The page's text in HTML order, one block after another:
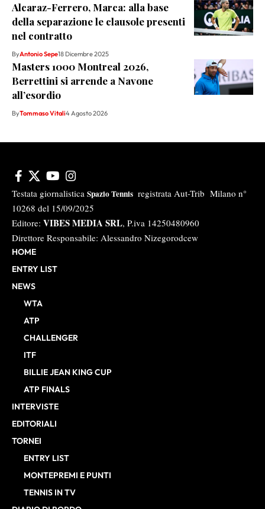
Alcaraz-Ferrero, Marca: alla base
della separazione le clausole presenti
nel contratto
ByAntonio Sepe18 Dicembre 2025
Masters 1000 Montreal 2026,
Berrettini si arrende a Navone
all’esordio
ByTommaso Vitali4 Agosto 2026
Testata giornalistica Spazio Tennis registrata Aut-Trib Milano n°
10268 del 15/09/2025
Editore: VIBES MEDIA SRL, P.iva 14250480960
Direttore Responsabile: Alessandro Nizegorodcew
HOME
ENTRY LIST
NEWS
WTA
ATP
CHALLENGER
ITF
BILLIE JEAN KING CUP
ATP FINALS
INTERVISTE
EDITORIALI
TORNEI
ENTRY LIST
MONTEPREMI E PUNTI
TENNIS IN TV